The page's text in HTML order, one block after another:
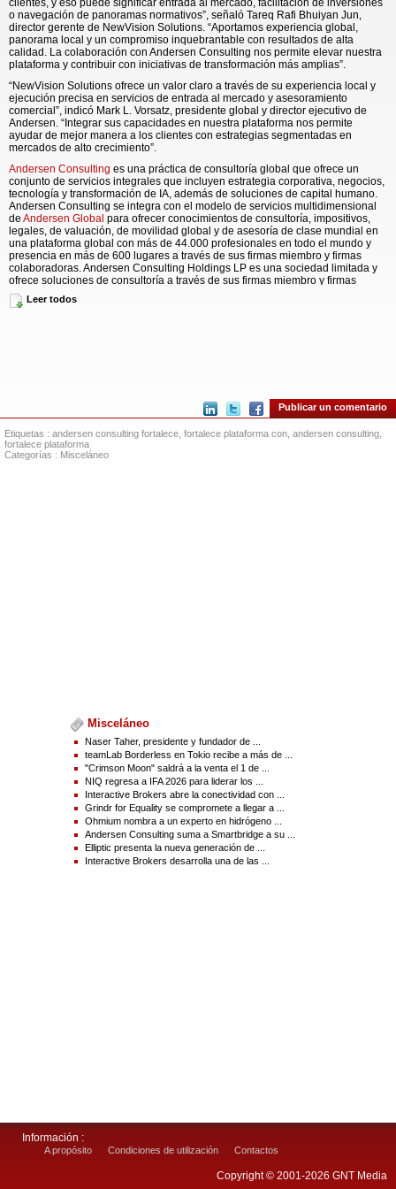
clientes, y eso puede significar entrada al mercado, facilitación de inversiones
o navegación de panoramas normativos”, señaló Tareq Rafi Bhuiyan Jun,
director gerente de NewVision Solutions. “Aportamos experiencia global,
panorama local y un compromiso inquebrantable con resultados de alta
calidad. La colaboración con Andersen Consulting nos permite elevar nuestra
plataforma y contribuir con iniciativas de transformación más amplias”.
“NewVision Solutions ofrece un valor claro a través de su experiencia local y
ejecución precisa en servicios de entrada al mercado y asesoramiento
comercial”, indicó Mark L. Vorsatz, presidente global y director ejecutivo de
Andersen. “Integrar sus capacidades en nuestra plataforma nos permite
ayudar de mejor manera a los clientes con estrategias segmentadas en
mercados de alto crecimiento”.
Andersen Consulting es una práctica de consultoría global que ofrece un
conjunto de servicios integrales que incluyen estrategia corporativa, negocios,
tecnología y transformación de IA, además de soluciones de capital humano.
Andersen Consulting se integra con el modelo de servicios multidimensional
deAndersen Global para ofrecer conocimientos de consultoría, impositivos,
legales, de valuación, de movilidad global y de asesoría de clase mundial en
una plataforma global con más de 44.000 profesionales en todo el mundo y
presencia en más de 600 lugares a través de sus firmas miembro y firmas
colaboradoras. Andersen Consulting Holdings LP es una sociedad limitada y
ofrece soluciones de consultoría a través de sus firmas miembro y firmas
colaboradoras en todo el mundo.
https://www.businesswire.com/news/home/20251002965301/es/
Contacts :
mediainquiries@Andersen.com
Leer todos
Publicar un comentario
Etiquetas : andersen consulting fortalece fortalece plataforma con andersen consulting
fortalece plataforma
Categorías : Misceláneo
Misceláneo
Naser Taher, presidente y fundador de ...
teamLab Borderless en Tokio recibe a más de ...
"Crimson Moon" saldrá a la venta el 1 de ...
NIQ regresa a IFA 2026 para liderar los ...
Interactive Brokers abre la conectividad con ...
Grindr for Equality se compromete a llegar a ...
Ohmium nombra a un experto en hidrógeno ...
Andersen Consulting suma a Smartbridge a su ...
Elliptic presenta la nueva generación de ...
Interactive Brokers desarrolla una de las ...
Información :
A propósito Condiciones de utilización Contactos
Copyright © 2001-2026 GNT Media